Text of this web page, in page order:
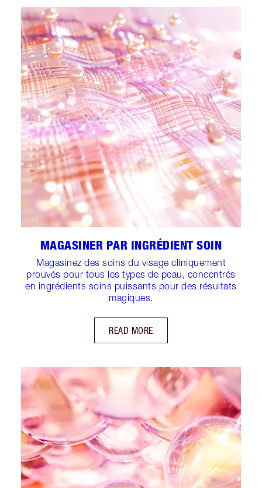
MAGASINER PAR INGRÉDIENT SOIN
Magasinez des soins du visage cliniquement
prouvés pour tous les types de peau, concentrés
en ingrédients soins puissants pour des résultats
magiques.
READ MORE